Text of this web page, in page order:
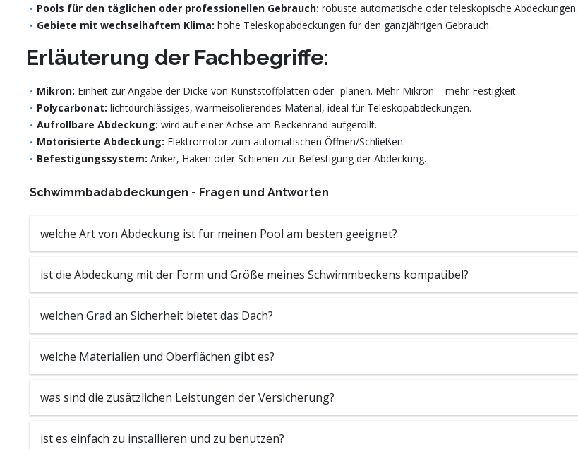
Pools für den täglichen oder professionellen Gebrauch: robuste automatische oder teleskopische Abdeckungen.
Gebiete mit wechselhaftem Klima: hohe Teleskopabdeckungen für den ganzjährigen Gebrauch.
Erläuterung der Fachbegriffe:
Mikron: Einheit zur Angabe der Dicke von Kunststoffplatten oder -planen. Mehr Mikron = mehr Festigkeit.
Polycarbonat: lichtdurchlässiges, wärmeisolierendes Material, ideal für Teleskopabdeckungen.
Aufrollbare Abdeckung: wird auf einer Achse am Beckenrand aufgerollt.
Motorisierte Abdeckung: Elektromotor zum automatischen Öffnen/Schließen.
Befestigungssystem: Anker, Haken oder Schienen zur Befestigung der Abdeckung.
Schwimmbadabdeckungen - Fragen und Antworten
welche Art von Abdeckung ist für meinen Pool am besten geeignet?
ist die Abdeckung mit der Form und Größe meines Schwimmbeckens kompatibel?
welchen Grad an Sicherheit bietet das Dach?
welche Materialien und Oberflächen gibt es?
was sind die zusätzlichen Leistungen der Versicherung?
ist es einfach zu installieren und zu benutzen?